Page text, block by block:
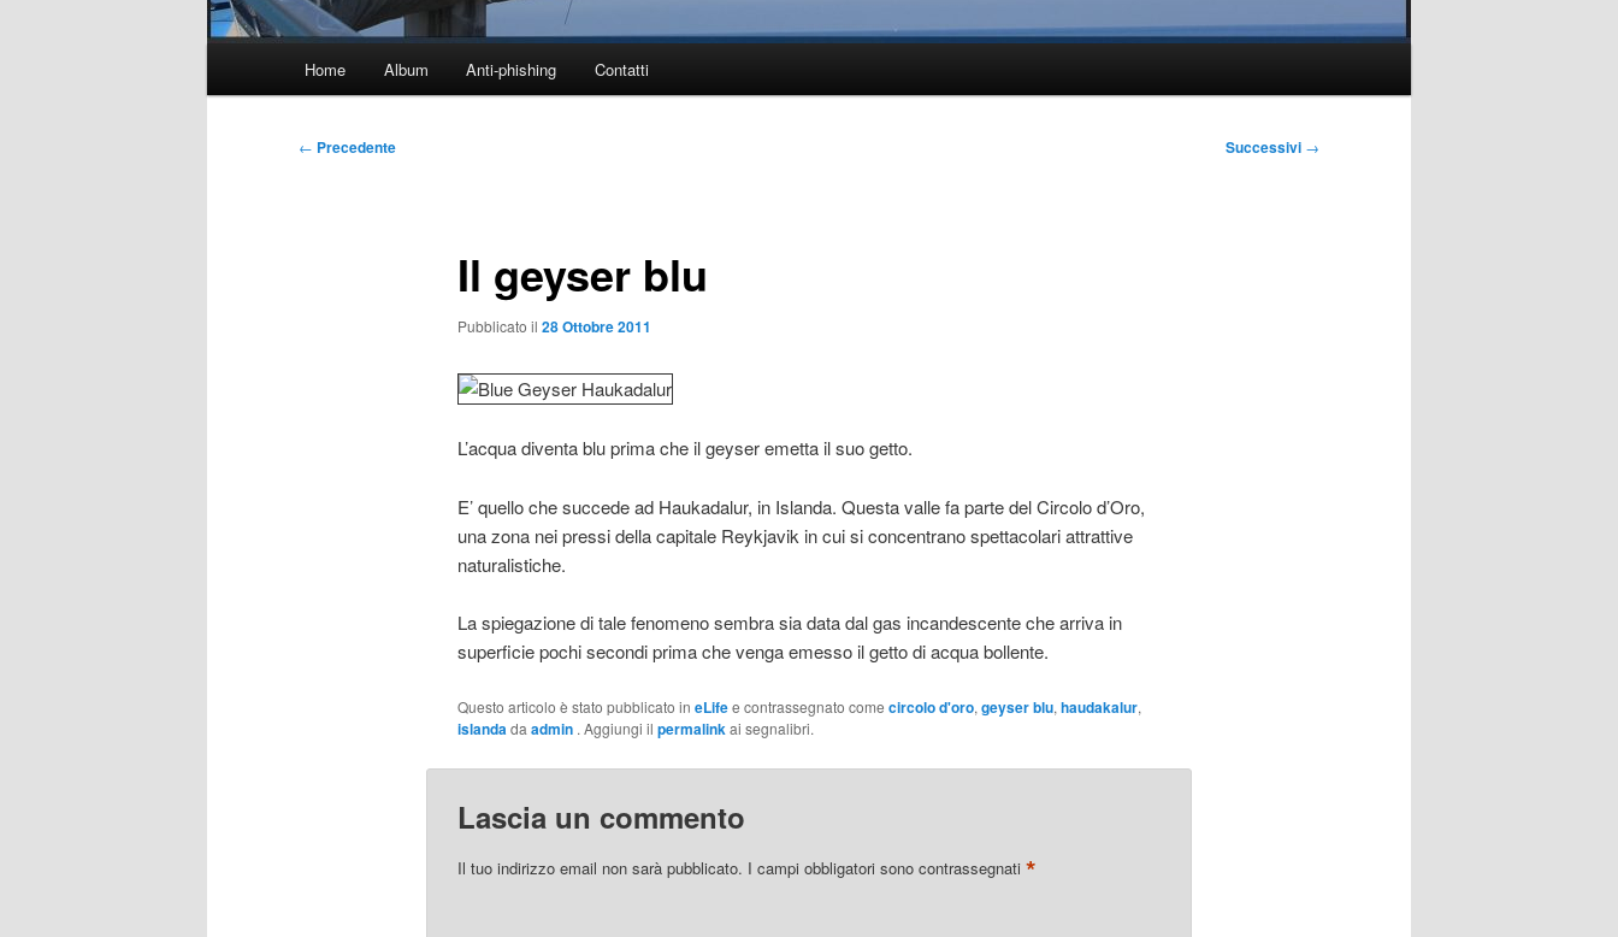
Home Album Anti-phishing Contatti
Navigazione
← Precedente Successivi →
Il geyser blu
Pubblicato il 28 Ottobre 2011
L’acqua diventa blu prima che il geyser emetta il suo getto.
E’ quello che succede ad Haukadalur, in Islanda. Questa valle fa parte del Circolo d’Oro,
una zona nei pressi della capitale Reykjavik in cui si concentrano spettacolari attrattive
naturalistiche.
La spiegazione di tale fenomeno sembra sia data dal gas incandescente che arriva in
superficie pochi secondi prima che venga emesso il getto di acqua bollente.
Questo articolo è stato pubblicato in eLifee contrassegnato come circolo d'oro, geyser blu, haudakalur,
islanda da admin . Aggiungi il permalink ai segnalibri.
Lascia un commento
Il tuo indirizzo email non sarà pubblicato. I campi obbligatori sono contrassegnati *